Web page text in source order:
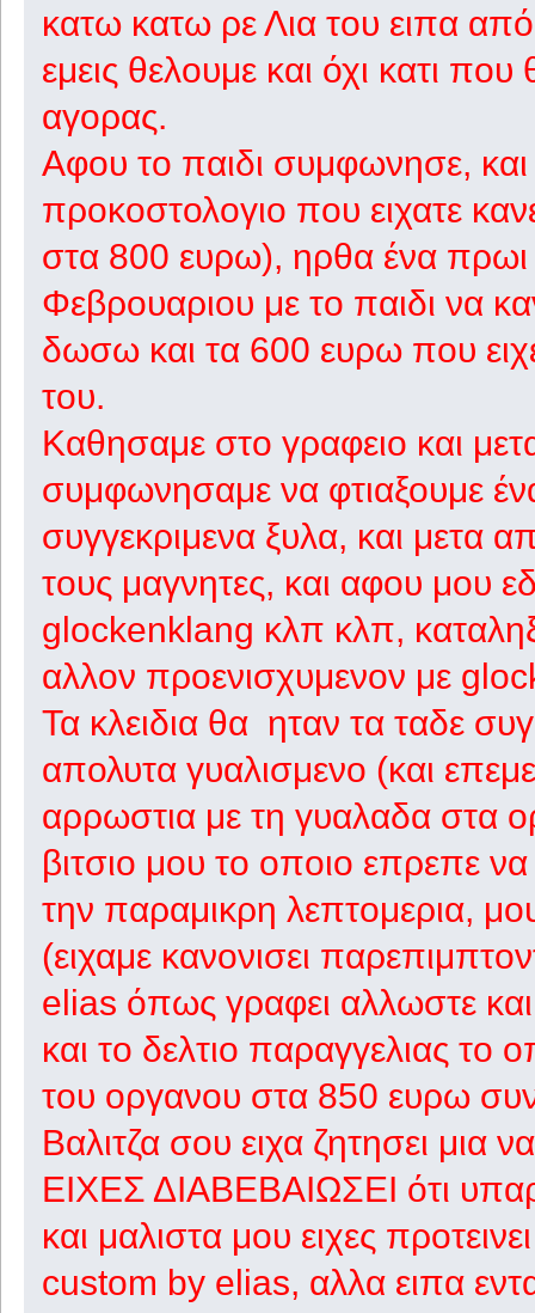
κατω κατω ρε Λια του ειπα
εμεις θελουμε και όχι κατι
αγορας.
Αφου το παιδι συμφωνησε,
προκοστολογιο που ειχατε
στα 800 ευρω), ηρθα ένα
Φεβρουαριου με το παιδι να
δωσω και τα 600 ευρω που ειχε
του.
Καθησαμε στο γραφειο και
συμφωνησαμε να φτιαξουμε
συγγεκριμενα ξυλα, και μετα
τους μαγνητες, και αφου μου
glockenklang κλπ κλπ,
αλλον προενισχυμενον με
Τα κλειδια θα ηταν τα ταδε
απολυτα γυαλισμενο (και
αρρωστια με τη γυαλαδα στα
βιτσιο μου το οποιο επρεπε
την παραμικρη λεπτομερια,
(ειχαμε κανονισει
elias όπως γραφει αλλωστε
και το δελτιο παραγγελιας το
του οργανου στα 850 ευρω συν
Βαλιτζα σου ειχα ζητησει
ΕΙΧΕΣ ΔΙΑΒΕΒΑΙΩΣΕΙ ότι
και μαλιστα μου ειχες
custom by elias, αλλα ειπα